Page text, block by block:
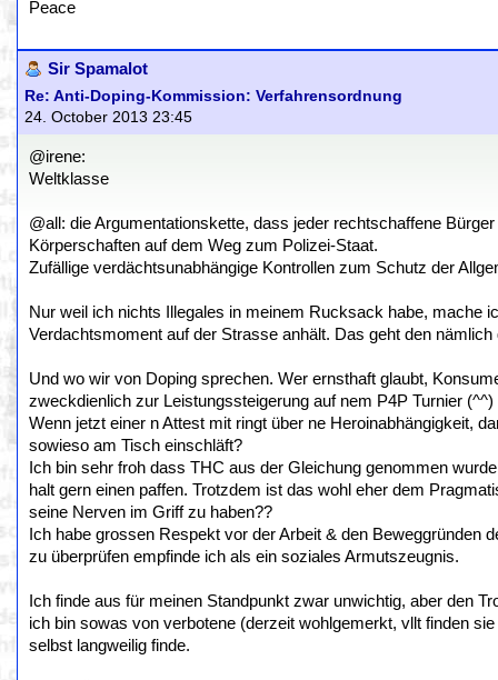
Peace
Sir Spamalot
Re: Anti-Doping-Kommission: Verfahrensordnung
24. October 2013 23:45
@irene:
Weltklasse
@all: die Argumentationskette, dass jeder rechtschaffene
Körperschaften auf dem Weg zum Polizei-Staat.
Zufällige verdächtsunabhängige Kontrollen zum Schutz der
Nur weil ich nichts Illegales in meinem Rucksack habe, mache
Verdachtsmoment auf der Strasse anhält. Das geht den
Und wo wir von Doping sprechen. Wer ernsthaft glaubt,
zweckdienlich zur Leistungssteigerung auf nem P4P Turnier
Wenn jetzt einer n Attest mit ringt über ne Heroinabhängigkeit,
sowieso am Tisch einschläft?
Ich bin sehr froh dass THC aus der Gleichung genommen
halt gern einen paffen. Trotzdem ist das wohl eher dem
seine Nerven im Griff zu haben??
Ich habe grossen Respekt vor der Arbeit & den Beweggründen
zu überprüfen empfinde ich als ein soziales Armutszeugnis.
Ich finde aus für meinen Standpunkt zwar unwichtig, aber den
ich bin sowas von verbotene (derzeit wohlgemerkt, vllt finden
selbst langweilig finde.